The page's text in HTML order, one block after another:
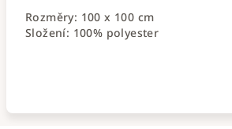
Rozměry: 100 x 100 cm
Složení: 100% polyester